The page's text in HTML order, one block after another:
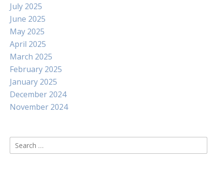
July 2025
June 2025
May 2025
April 2025
March 2025
February 2025
January 2025
December 2024
November 2024
Search
for: